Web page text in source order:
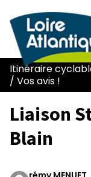
/ Vos avis !
Liaison
Blain